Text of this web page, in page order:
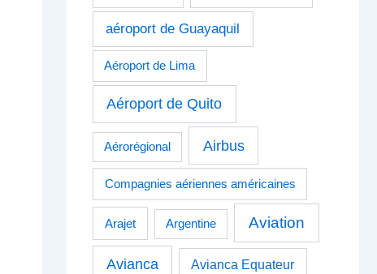
aéroport de Guayaquil
Aéroport de Lima
Aéroport de Quito
Aérorégional Airbus
Compagnies aériennes américaines
Arajet Argentine Aviation
Avianca Avianca Equateur